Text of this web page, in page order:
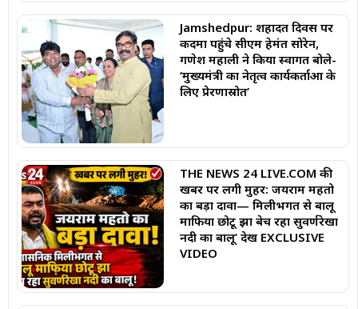
Jamshedpur: शहादत दिवस पर
कदमा पहुंचे सीएम हेमंत सोरेन,
गणेश महाली ने किया स्वागत बोले-
‘मुख्यमंत्री का नेतृत्व कार्यकर्ताओं के
लिए प्रेरणास्रोत’
THE NEWS 24 LIVE.COM की
खबर पर लगी मुहर: जयराम महतो
का बड़ा दावा— मिलीभगत से बालू
माफिया छोटू झा बेच रहा सुवर्णरेखा
नदी का बालू’ देखें EXCLUSIVE
VIDEO